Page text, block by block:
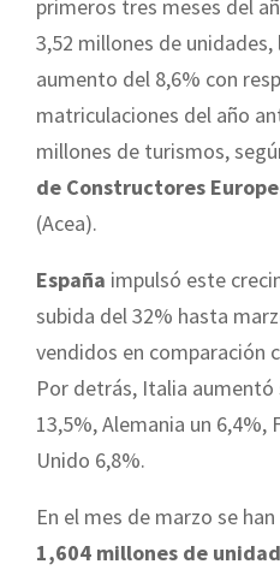
primeros tres meses del
3,52 millones de unidades,
aumento del 8,6% con
matriculaciones del año
millones de turismos,
de Constructores
(Acea).
España impulsó este
subida del 32% hasta
vendidos en comparación
Por detrás, Italia aumentó
13,5%, Alemania un 6,4%,
Unido 6,8%.
En el mes de marzo se
1,604 millones de